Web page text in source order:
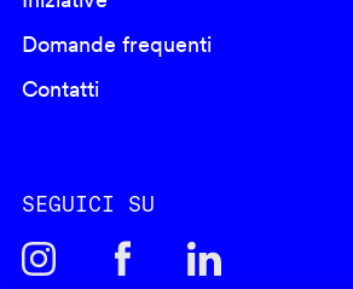
Domande frequenti
Contatti
SEGUICI SU